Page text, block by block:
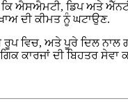
ਐਸਐਮਟੀ, ਡਿਪ ਅਤੇ
ਦੀ ਕੀਮਤ ਨੂੰ ਘਟਾਉਣ.
ਵਿਚ, ਅਤੇ ਪੂਰੇ ਦਿਲ ਨਾਲ
ਕਾਰਜਾਂ ਦੀ ਬਿਹਤਰ